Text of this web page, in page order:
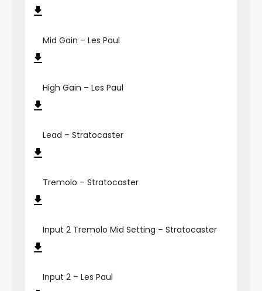
Mid Gain – Les Paul
High Gain – Les Paul
Lead – Stratocaster
Tremolo – Stratocaster
Input 2 Tremolo Mid Setting – Stratocaster
Input 2 – Les Paul